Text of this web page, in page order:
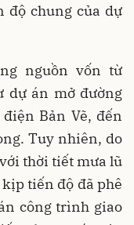
độ chung của dự
nguồn vốn từ
dự án mở đường
Bản Vẽ, đến
Tuy nhiên, do
thời tiết mưa lũ
tiến độ đã phê
công trình giao